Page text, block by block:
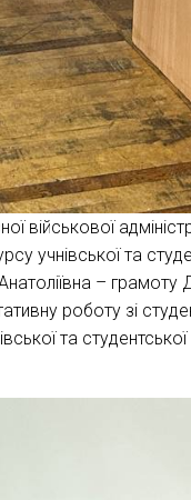
учнівської та
– грамоту
роботу зі
та студентської